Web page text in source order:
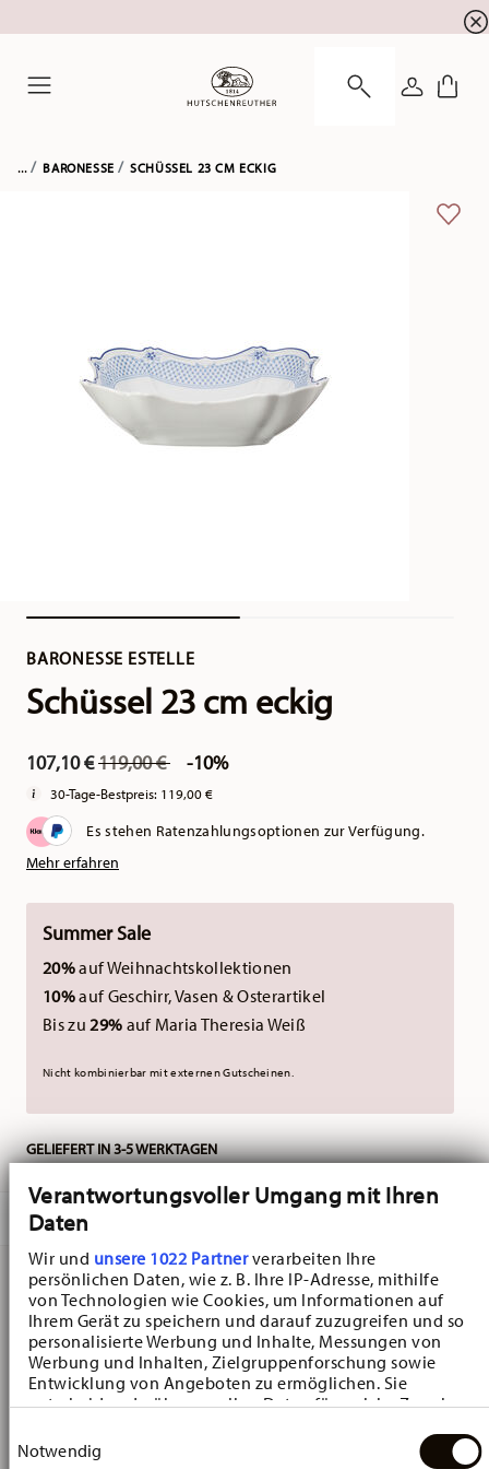
Verantwortungsvoller Umgang mit Ihren
Daten
Wir und unsere 1022 Partnerverarbeiten Ihre
persönlichen Daten, wie z. B. Ihre IP-Adresse, mithilfe
von Technologien wie Cookies, um Informationen auf
Ihrem Gerät zu speichern und darauf zuzugreifen und so
personalisierte Werbung und Inhalte, Messungen von
Werbung und Inhalten, Zielgruppenforschung sowie
Entwicklung von Angeboten zu ermöglichen. Sie
entscheiden darüber, wer Ihre Daten für welche Zwecke
Cookie-Erklärung oder durch Klicken auf das Privacy
Notwendig
... BARONESSE SCHÜSSEL 23 CM ECKIG
BARONESSE ESTELLE
Schüssel 23 cm eckig
107,10 €Price reduced from
119,00 €to -10%
30-Tage-Bestpreis: 119,00 €
Es stehen Ratenzahlungsoptionen zur Verfügung.
Mehr erfahren
Summer Sale
20%auf Weihnachtskollektionen
10%auf Geschirr, Vasen & Osterartikel
Bis zu29% auf Maria Theresia Weiß
Nicht kombinierbar mit externen Gutscheinen.
GELIEFERT IN 3-5 WERKTAGEN
ADD
BESCHREIBUNG
Hutschenreuther Baronesse Estelle Schüssel -
Quadratisch - Ø 26,5 cm - h 6,3 cm - 0,880 l, Porzellan
Light Blue
Baronesse - Hutschenreuther: creating a romantic mood